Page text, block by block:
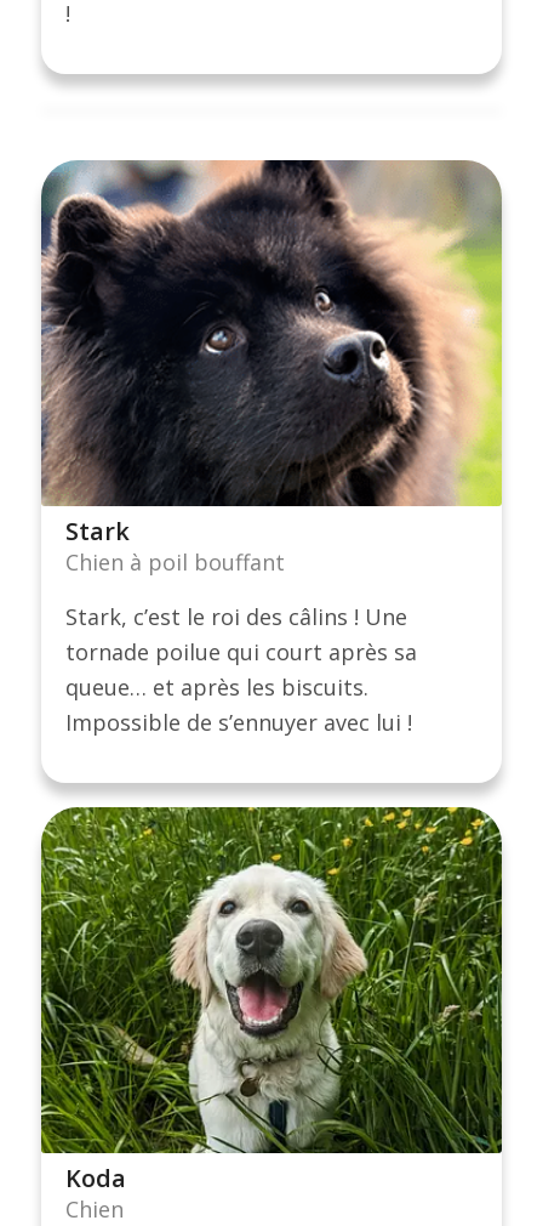
!
Stark
Chien à poil bouffant
Stark, c’est le roi des câlins ! Une
tornade poilue qui court après sa
queue… et après les biscuits.
Impossible de s’ennuyer avec lui !
Koda
Chien